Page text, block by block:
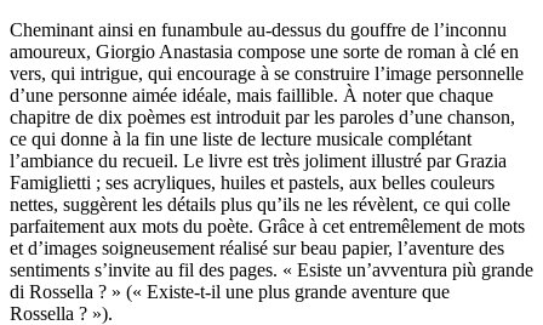
Cheminant ainsi en funambule au-dessus du gouffre de l’inconnu
amoureux, Giorgio Anastasia compose une sorte de roman à clé en
vers, qui intrigue, qui encourage à se construire l’image personnelle
d’une personne aimée idéale, mais faillible. À noter que chaque
chapitre de dix poèmes est introduit par les paroles d’une chanson,
ce qui donne à la fin une liste de lecture musicale complétant
l’ambiance du recueil. Le livre est très joliment illustré par Grazia
Famiglietti ; ses acryliques, huiles et pastels, aux belles couleurs
nettes, suggèrent les détails plus qu’ils ne les révèlent, ce qui colle
parfaitement aux mots du poète. Grâce à cet entremêlement de mots
et d’images soigneusement réalisé sur beau papier, l’aventure des
sentiments s’invite au fil des pages. « Esiste un’avventura più grande
di Rossella ? » (« Existe-t-il une plus grande aventure que
Rossella ? »).